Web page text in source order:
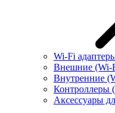
Wi-Fi
Внешние (Wi-
Внутренние
Контроллеры
Аксессуары